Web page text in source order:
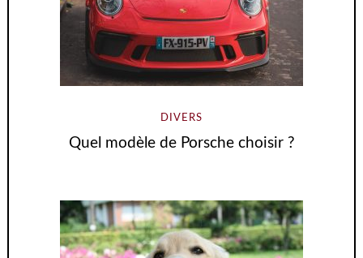
DIVERS
Quel modèle de Porsche choisir ?